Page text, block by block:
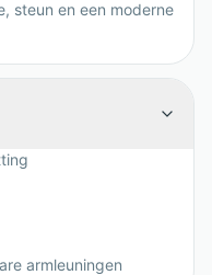
steun en een moderne
armleuningen